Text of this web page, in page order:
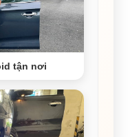
tận nơi